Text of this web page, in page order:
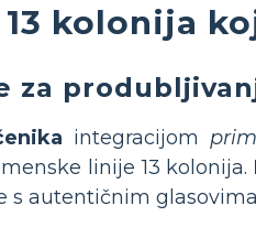
kolonija
za
integracijom
linije 13 kolonija.
autentičnim